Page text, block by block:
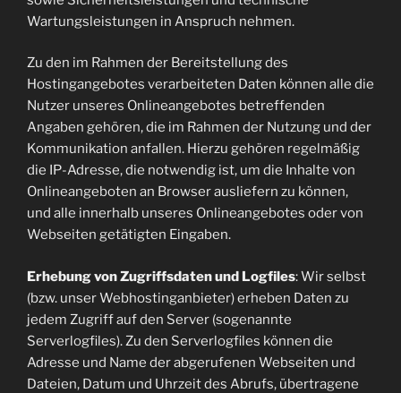
Wartungsleistungen in Anspruch nehmen.
Zu den im Rahmen der Bereitstellung des
Hostingangebotes verarbeiteten Daten können alle die
Nutzer unseres Onlineangebotes betreffenden
Angaben gehören, die im Rahmen der Nutzung und der
Kommunikation anfallen. Hierzu gehören regelmäßig
die IP-Adresse, die notwendig ist, um die Inhalte von
Onlineangeboten an Browser ausliefern zu können,
und alle innerhalb unseres Onlineangebotes oder von
Webseiten getätigten Eingaben.
Erhebung von Zugriffsdaten und Logfiles: Wir selbst
(bzw. unser Webhostinganbieter) erheben Daten zu
jedem Zugriff auf den Server (sogenannte
Serverlogfiles). Zu den Serverlogfiles können die
Adresse und Name der abgerufenen Webseiten und
Dateien, Datum und Uhrzeit des Abrufs, übertragene